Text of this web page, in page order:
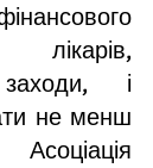
заходи, і
не менш